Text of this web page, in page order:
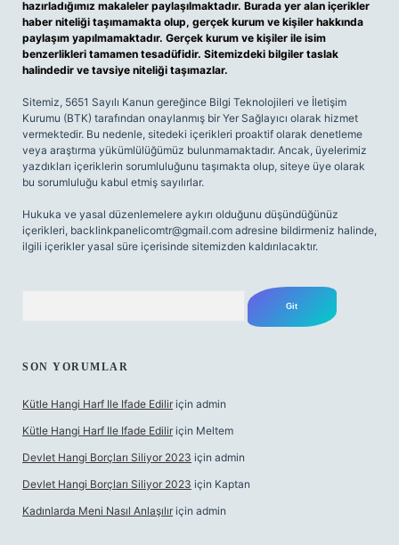
hazırladığımız makaleler paylaşılmaktadır. Burada yer alan içerikler
haber niteliği taşımamakta olup, gerçek kurum ve kişiler hakkında
paylaşım yapılmamaktadır. Gerçek kurum ve kişiler ile isim
benzerlikleri tamamen tesadüfidir. Sitemizdeki bilgiler taslak
halindedir ve tavsiye niteliği taşımazlar.
Sitemiz, 5651 Sayılı Kanun gereğince Bilgi Teknolojileri ve İletişim
Kurumu (BTK) tarafından onaylanmış bir Yer Sağlayıcı olarak hizmet
vermektedir. Bu nedenle, sitedeki içerikleri proaktif olarak denetleme
veya araştırma yükümlülüğümüz bulunmamaktadır. Ancak, üyelerimiz
yazdıkları içeriklerin sorumluluğunu taşımakta olup, siteye üye olarak
bu sorumluluğu kabul etmiş sayılırlar.
Hukuka ve yasal düzenlemelere aykırı olduğunu düşündüğünüz
içerikleri, backlinkpanelicomtr@gmail.com adresine bildirmeniz halinde,
ilgili içerikler yasal süre içerisinde sitemizden kaldırılacaktır.
SON YORUMLAR
Kütle Hangi Harf Ile Ifade Edilir için admin
Kütle Hangi Harf Ile Ifade Edilir için Meltem
Devlet Hangi Borçları Siliyor 2023 için admin
Devlet Hangi Borçları Siliyor 2023 için Kaptan
Kadınlarda Meni Nasıl Anlaşılır için admin